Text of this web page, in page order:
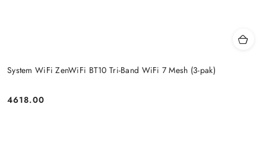
System WiFi ZenWiFi BT10 Tri-Band WiFi 7 Mesh (3-pak)
Price:
4618.00